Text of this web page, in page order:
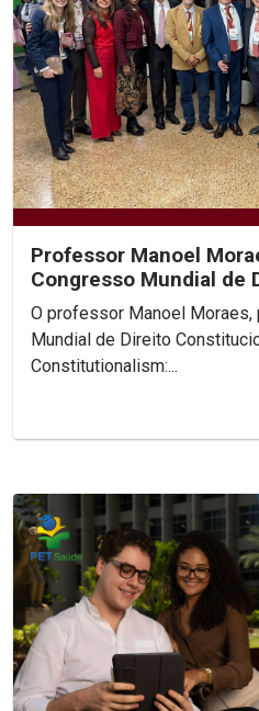
Professor Manoel
Congresso Mundial de
Constitucional, na
O professor Manoel
Mundial de Direito
Constitutionalism:...